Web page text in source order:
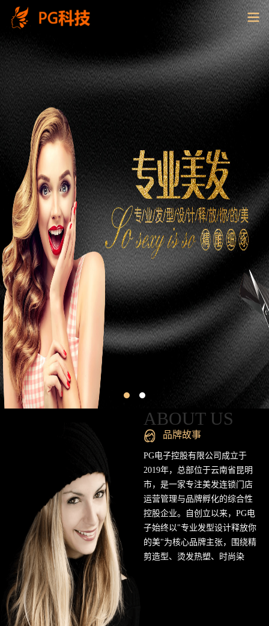
PG
电
子
控
股
有
限
公
司-
云
南
昆
明
专
业
美
发
连
方
网
站
ABOUT US
品牌故事
PG电子控股有限公司成立于
2019年，总部位于云南省昆明
市，是一家专注美发连锁门店
运营管理与品牌孵化的综合性
控股企业。自创立以来，PG电
子始终以"专业发型设计释放你
的美"为核心品牌主张，围绕精
剪造型、烫发热塑、时尚染